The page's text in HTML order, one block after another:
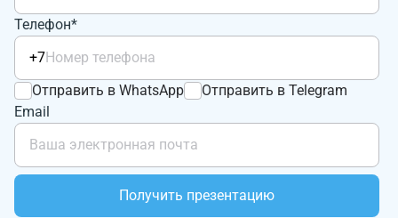
Телефон*
+7
Отправить в WhatsApp
Отправить в Telegram
Email
Получить презентацию